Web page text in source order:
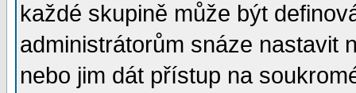
každé skupině může být
administrátorům snáze nastavit
nebo jim dát přístup na